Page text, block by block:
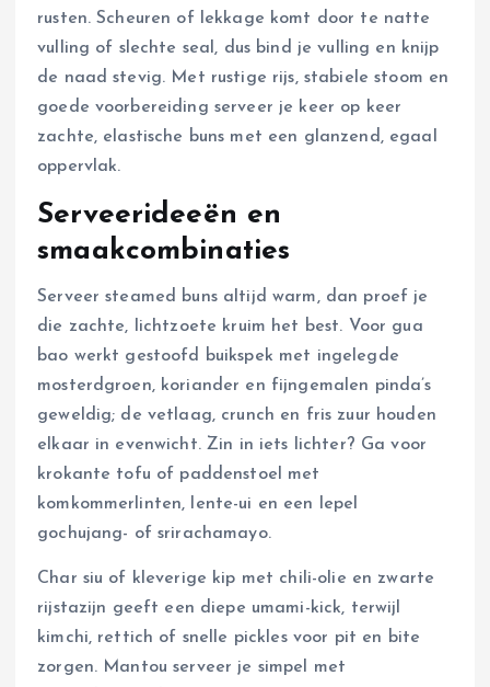
rusten. Scheuren of lekkage komt door te natte
vulling of slechte seal, dus bind je vulling en knijp
de naad stevig. Met rustige rijs, stabiele stoom en
goede voorbereiding serveer je keer op keer
zachte, elastische buns met een glanzend, egaal
oppervlak.
Serveerideeën en
smaakcombinaties
Serveer steamed buns altijd warm, dan proef je
die zachte, lichtzoete kruim het best. Voor gua
bao werkt gestoofd buikspek met ingelegde
mosterdgroen, koriander en fijngemalen pinda’s
geweldig; de vetlaag, crunch en fris zuur houden
elkaar in evenwicht. Zin in iets lichter? Ga voor
krokante tofu of paddenstoel met
komkommerlinten, lente-ui en een lepel
gochujang- of srirachamayo.
Char siu of kleverige kip met chili-olie en zwarte
rijstazijn geeft een diepe umami-kick, terwijl
kimchi, rettich of snelle pickles voor pit en bite
zorgen. Mantou serveer je simpel met